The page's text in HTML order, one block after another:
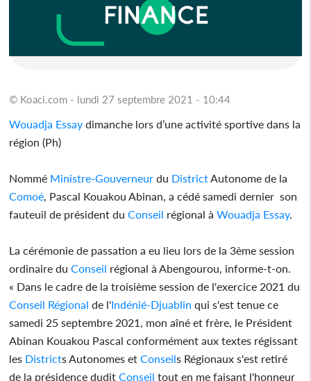
© Koaci.com - lundi 27 septembre 2021 - 10:44
Wouadja Essay dimanche lors d’une activité sportive dans la
région (Ph)
Nommé Ministre-Gouverneur du District Autonome de la
Comoé , Pascal Kouakou Abinan, a cédé samedi dernier son
fauteuil de président duConseil régional àWouadja Essay.
La cérémonie de passation a eu lieu lors de la 3ème session
ordinaire duConseil régional à Abengourou, informe-t-on.
« Dans le cadre de la troisième session de l'exercice 2021 du
Conseil Régional de l'Indénié-Djuablin qui s'est tenue ce
samedi 25 septembre 2021, mon aîné et frère, le Président
Abinan Kouakou Pascal conformément aux textes régissant
les Districts Autonomes etConseils Régionaux s'est retiré
de la présidence duditConseil tout en me faisant l'honneur